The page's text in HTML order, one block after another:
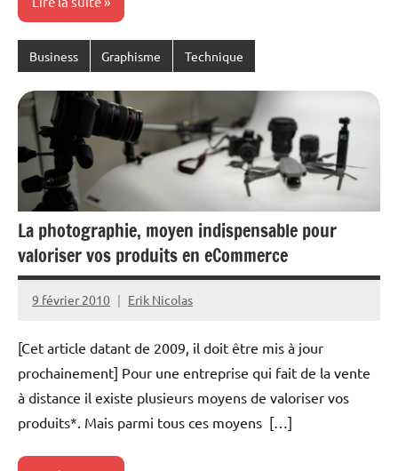
Business Graphisme Technique
La photographie, moyen indispensable pour
valoriser vos produits en eCommerce
9 février 2010 Erik Nicolas
Aucun
[Cet article datant de 2009, il doit être mis à jour
prochainement] Pour une entreprise qui fait de la vente
à distance il existe plusieurs moyens de valoriser vos
produits*. Mais parmi tous ces moyens […]